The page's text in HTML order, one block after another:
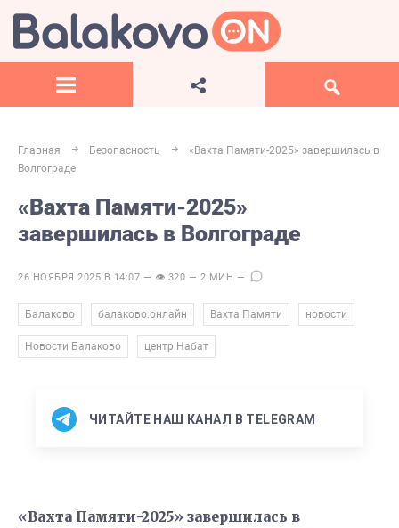
Главная Безопасность
«Вахта Памяти-2025» завершилась в
Волгограде
«Вахта Памяти-2025»
завершилась в Волгограде
26 НОЯБРЯ 2025 В 14:07 — 👁 320 — 2 МИН —
Балаково балаково.онлайн Вахта Памяти новости
Новости Балаково центр Набат
ЧИТАЙТЕ НАШ КАНАЛ В TELEGRAM
«Вахта Памяти-2025» завершилась в